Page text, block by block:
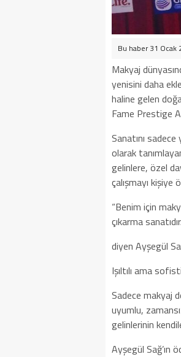
Bu haber 31
Makyaj
yenisini daha
haline gelen
Fame Prestige
Sanatını
olarak
gelinlere, özel
çalışmayı
“Benim için
çıkarma
diyen Ayşegül
Işıltılı ama
Sadece makyaj
uyumlu,
gelinlerinin
Ayşegül Sağ’ın